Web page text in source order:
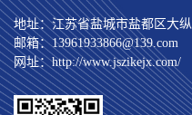
地址：江苏省盐城市盐都区大
邮箱：13961933866@139.com
网址：http://www.jszikejx.com/